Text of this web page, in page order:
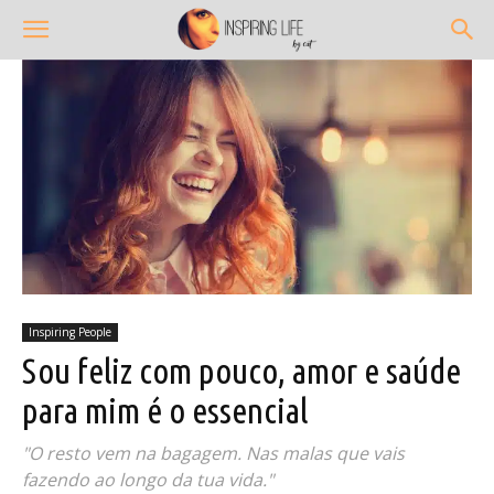
Inspiring People
Sou feliz com pouco, amor e saúde
para mim é o essencial
"O resto vem na bagagem. Nas malas que vais
fazendo ao longo da tua vida."